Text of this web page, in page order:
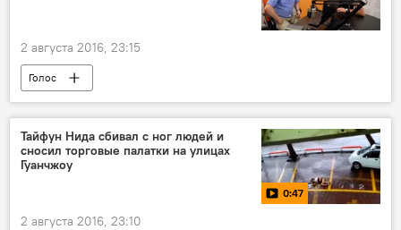
2 августа 2016, 23:15
Голос
Тайфун Нида сбивал с ног людей и
сносил торговые палатки на улицах
Гуанчжоу
0:47
2 августа 2016, 23:10